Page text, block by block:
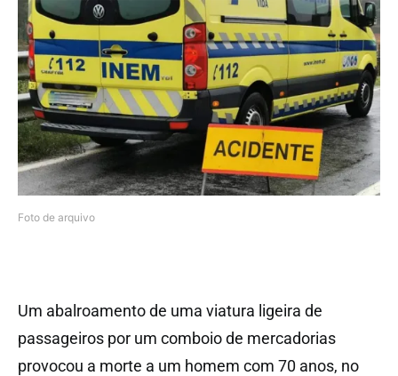
Foto de arquivo
Um abalroamento de uma viatura ligeira de
passageiros por um comboio de mercadorias
provocou a morte a um homem com 70 anos, no